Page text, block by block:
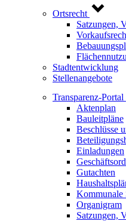
Ortsrecht
Satzungen,
Stadtentwicklung
Stellenangebote
Transparenz-
Aktenplan
Bauleitpläne
Beschlüsse
Einladungen
Gutachten
Kommunale
Organigram
Satzungen,